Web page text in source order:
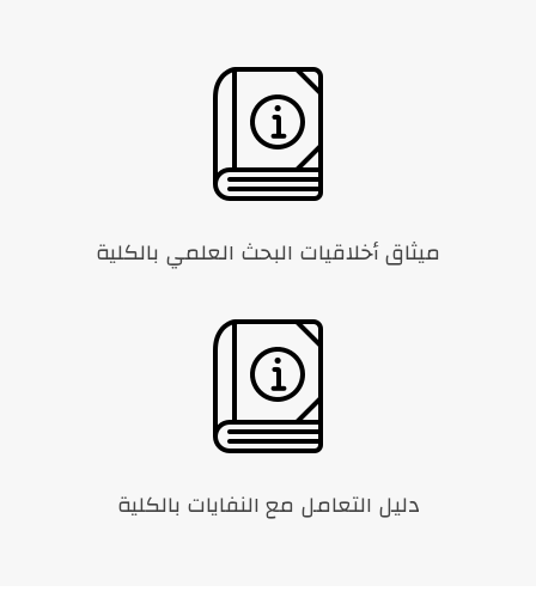
ميثاق أخلاقيات البحث العلمي بالكلية
دليل التعامل مع النفايات بالكلية